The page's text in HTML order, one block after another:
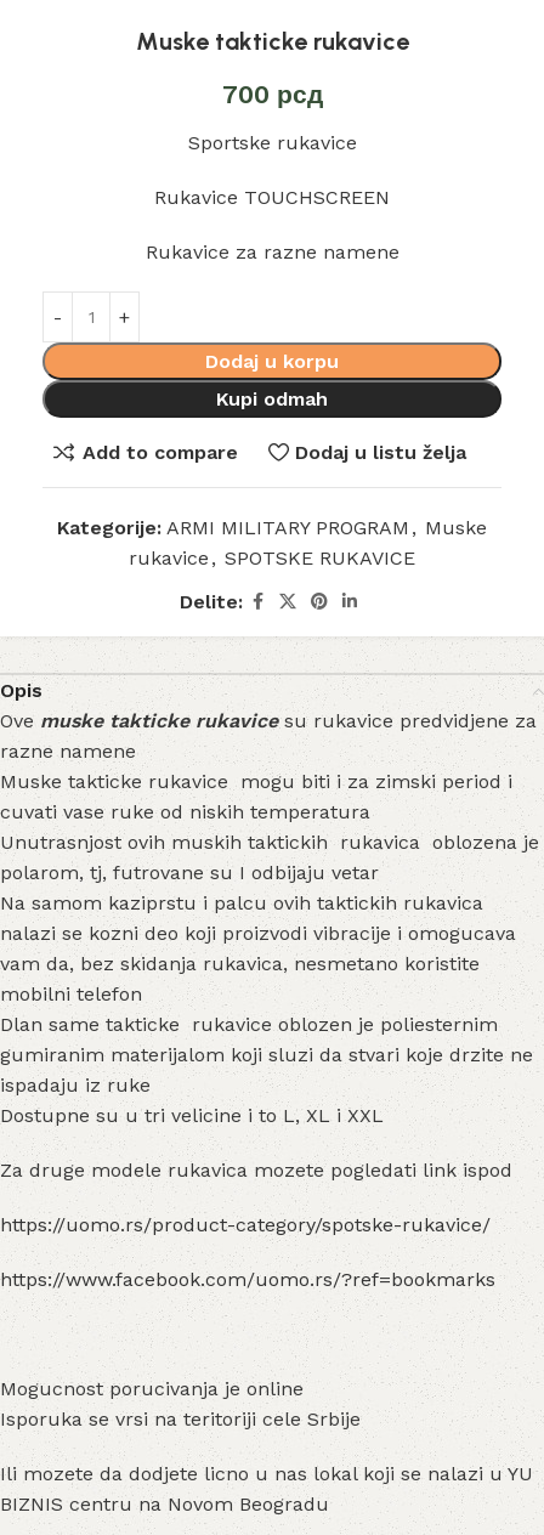
Muske takticke rukavice
700 рсд
Sportske rukavice
Rukavice TOUCHSCREEN
Rukavice za razne namene
Dodaj u korpu
Kupi odmah
Add to compare Dodaj u listu želja
Kategorije: ARMI MILITARY PROGRAM , Muske
rukavice , SPOTSKE RUKAVICE
Delite:
Opis
Ove muske takticke rukavice su rukavice predvidjene za
razne namene
Muske takticke rukavice mogu biti i za zimski period i
cuvati vase ruke od niskih temperatura
Unutrasnjost ovih muskih taktickih rukavica oblozena je
polarom, tj, futrovane su I odbijaju vetar
Na samom kaziprstu i palcu ovih taktickih rukavica
nalazi se kozni deo koji proizvodi vibracije i omogucava
vam da, bez skidanja rukavica, nesmetano koristite
mobilni telefon
Dlan same takticke rukavice oblozen je poliesternim
gumiranim materijalom koji sluzi da stvari koje drzite ne
ispadaju iz ruke
Dostupne su u tri velicine i to L, XL i XXL
Za druge modele rukavica mozete pogledati link ispod
https://uomo.rs/product-category/spotske-rukavice/
https://www.facebook.com/uomo.rs/?ref=bookmarks
Mogucnost porucivanja je online
Isporuka se vrsi na teritoriji cele Srbije
Ili mozete da dodjete licno u nas lokal koji se nalazi u YU
BIZNIS centru na Novom Beogradu